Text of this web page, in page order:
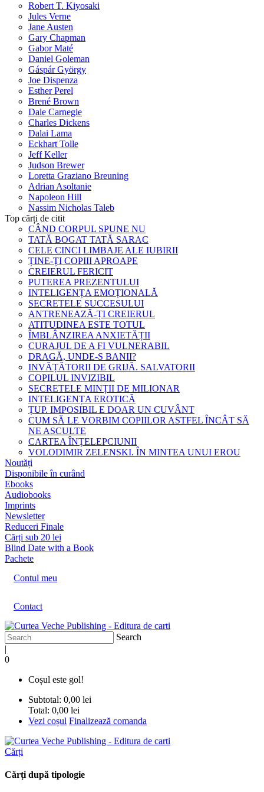
Robert T. Kiyosaki
Jules Verne
Jane Austen
Gary Chapman
Gabor Maté
Daniel Goleman
Gáspár György
Joe Dispenza
Esther Perel
Brené Brown
Dale Carnegie
Charles Dickens
Dalai Lama
Eckhart Tolle
Jeff Keller
Judson Brewer
Loretta Graziano Breuning
Adrian Asoltanie
Napoleon Hill
Nassim Nicholas Taleb
Top cărți de citit
CÂND CORPUL SPUNE NU
TATĂ BOGAT TATĂ SARAC
CELE CINCI LIMBAJE ALE IUBIRII
ȚINE-ȚI COPIII APROAPE
CREIERUL FERICIT
PUTEREA PREZENTULUI
INTELIGENȚA EMOȚIONALĂ
SECRETELE SUCCESULUI
ANTRENEAZĂ-ȚI CREIERUL
ATITUDINEA ESTE TOTUL
ÎMBLÂNZIREA ANXIETĂȚII
CURAJUL DE A FI VULNERABIL
DRAGĂ, UNDE-S BANII?
INVĂȚĂTORII DE GRIJĂ. SALVATORII
COPILUL INVIZIBIL
SECRETELE MINȚII DE MILIONAR
INTELIGENȚA EROTICĂ
ȚUP. IMPOSIBIL E DOAR UN CUVÂNT
CUM SĂ LE VORBIM COPIILOR ASTFEL ÎNCÂT SĂ
NE ASCULTE
CARTEA ÎNȚELEPCIUNII
VOLODIMIR ZELENSKI. ÎN MINTEA UNUI EROU
Noutăți
Disponibile în curând
Ebooks
Audiobooks
Imprints
Newsletter
Reduceri Finale
Cărți sub 20 lei
Blind Date with a Book
Pachete
Contul meu
Contact
Search
|
0
Coșul este gol!
Subtotal: 0,00 lei
Total: 0,00 lei
Vezi coșul Finalizează comanda
Cărți
Cărți după tipologie